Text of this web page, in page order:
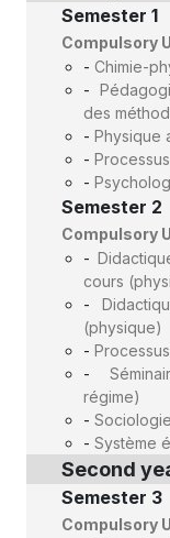
Semester 1
Compulsory
- Chimie-
-
des
- Physique
-
-
Semester 2
Compulsory
-
cours
-
(physique)
-
-
régime)
-
- Système
Second
Semester 3
Compulsory